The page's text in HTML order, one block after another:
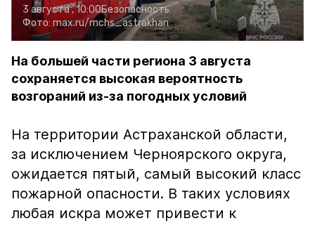
3 августа , 10:00Безопасность
Фото: max.ru/mchs_astrakhan
На большей части региона 3 августа
сохраняется высокая вероятность
возгораний из-за погодных условий
На территории Астраханской области,
за исключением Черноярского округа,
ожидается пятый, самый высокий класс
пожарной опасности. В таких условиях
любая искра может привести к